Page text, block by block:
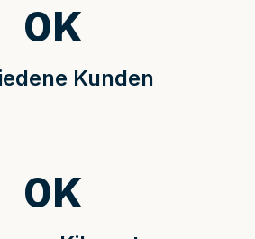
Kunden
0K
0K